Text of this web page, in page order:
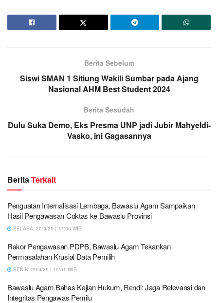
Berita Sebelum
Siswi SMAN 1 Sitiung Wakili Sumbar pada Ajang
Nasional AHM Best Student 2024
Berita Sesudah
Dulu Suka Demo, Eks Presma UNP jadi Jubir Mahyeldi-
Vasko, ini Gagasannya
Berita Terkait
Penguatan Internalisasi Lembaga, Bawaslu Agam Sampaikan
Hasil Pengawasan Coktas ke Bawaslu Provinsi
SELASA, 30/9/25 | 17:55 WIB
Rakor Pengawasan PDPB, Bawaslu Agam Tekankan
Permasalahan Krusial Data Pemilih
SENIN, 29/9/25 | 15:51 WIB
Bawaslu Agam Bahas Kajian Hukum, Rendi: Jaga Relevansi dan
Integritas Pengawas Pemilu